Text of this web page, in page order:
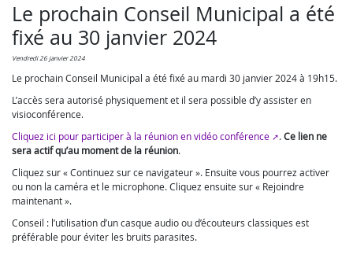
Le prochain Conseil Municipal a été
fixé au 30 janvier 2024
vendredi 26 janvier 2024
Le prochain Conseil Municipal a été fixé au mardi 30 janvier 2024 à 19h15.
L’accès sera autorisé physiquement et il sera possible d’y assister en
visioconférence.
Cliquez ici pour participer à la réunion en vidéo conférence
.Ce lien ne
sera actif qu’au moment de la réunion.
Cliquez sur « Continuez sur ce navigateur ». Ensuite vous pourrez activer
ou non la caméra et le microphone. Cliquez ensuite sur « Rejoindre
maintenant ».
Conseil : l’utilisation d’un casque audio ou d’écouteurs classiques est
préférable pour éviter les bruits parasites.